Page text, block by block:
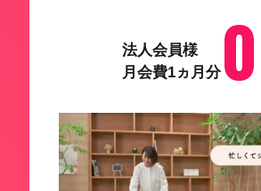
法人会員様
月会費1ヵ月分0